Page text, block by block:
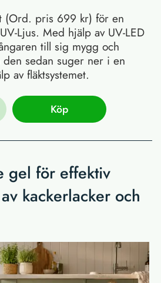
(Ord. pris 699 kr) för en
Ljus. Med hjälp av UV-LED
till sig mygg och
sedan suger ner i en
av fläktsystemet.
Köp
gel för effektiv
kackerlacker och